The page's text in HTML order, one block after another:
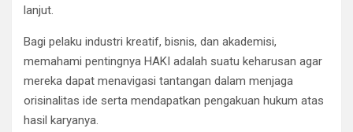
lanjut.
Bagi pelaku industri kreatif, bisnis, dan akademisi,
memahami pentingnya HAKI adalah suatu keharusan agar
mereka dapat menavigasi tantangan dalam menjaga
orisinalitas ide serta mendapatkan pengakuan hukum atas
hasil karyanya.